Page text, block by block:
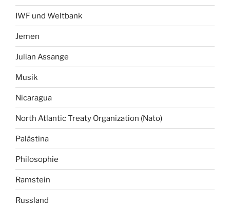
IWF und Weltbank
Jemen
Julian Assange
Musik
Nicaragua
North Atlantic Treaty Organization (Nato)
Palästina
Philosophie
Ramstein
Russland